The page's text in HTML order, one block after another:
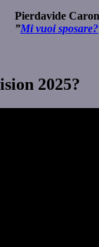
Pierdavide
”Mi vuoi sposare?
2025?